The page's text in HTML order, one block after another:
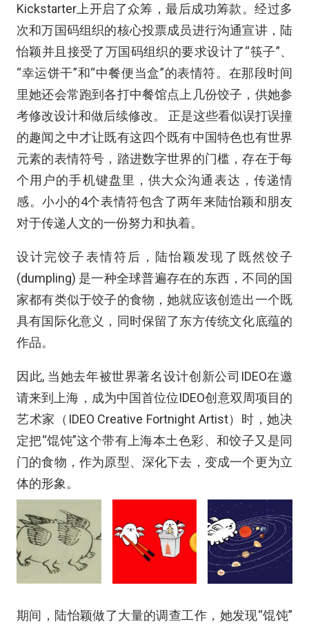
Kickstarter上开启了众筹，最后成功筹款。经过多
次和万国码组织的核心投票成员进行沟通宣讲，陆
怡颖并且接受了万国码组织的要求设计了“筷子”、
“幸运饼干”和“中餐便当盒”的表情符。在那段时间
里她还会常跑到各打中餐馆点上几份饺子，供她参
考修改设计和做后续修改。 正是这些看似误打误撞
的趣闻之中才让既有这四个既有中国特色也有世界
元素的表情符号，踏进数字世界的门槛，存在于每
个用户的手机键盘里，供大众沟通表达，传递情
感。小小的4个表情符包含了两年来陆怡颖和朋友
对于传递人文的一份努力和执着。
设计完饺子表情符后，陆怡颖发现了既然饺子
(dumpling) 是一种全球普遍存在的东西，不同的国
家都有类似于饺子的食物，她就应该创造出一个既
具有国际化意义，同时保留了东方传统文化底蕴的
作品。
因此, 当她去年被世界著名设计创新公司IDEO在邀
请来到上海，成为中国首位位IDEO创意双周项目的
艺术家（IDEO Creative Fortnight Artist）时，她决
定把“馄饨”这个带有上海本土色彩、和饺子又是同
门的食物，作为原型、深化下去，变成一个更为立
体的形象。
期间，陆怡颖做了大量的调查工作，她发现“馄饨”